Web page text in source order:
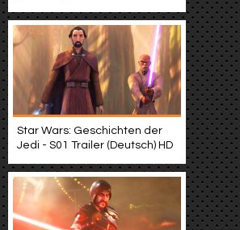
Star Wars: Geschichten der
Jedi - S01 Trailer (Deutsch) HD